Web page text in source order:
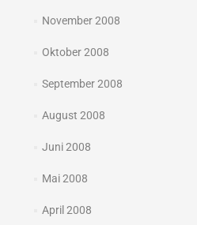
November 2008
Oktober 2008
September 2008
August 2008
Juni 2008
Mai 2008
April 2008